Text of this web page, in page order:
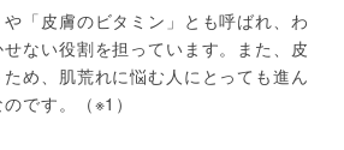
「皮膚のビタミン」とも呼ばれ、わ
ない役割を担っています。また、皮
め、肌荒れに悩む人にとっても進ん
です。（※1）